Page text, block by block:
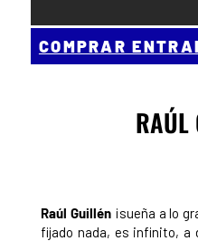
COMPRAR
RAÚL
Raúl Guillén ¡sueña a lo
fijado nada, es infinito, a